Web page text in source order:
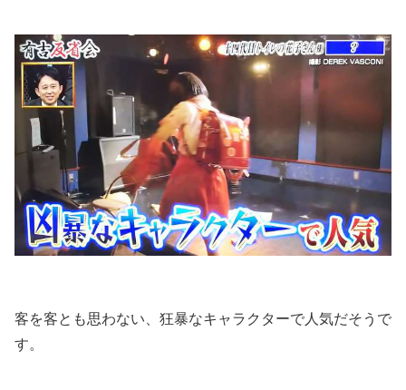
客を客とも思わない、狂暴なキャラクターで人気だそうで
す。